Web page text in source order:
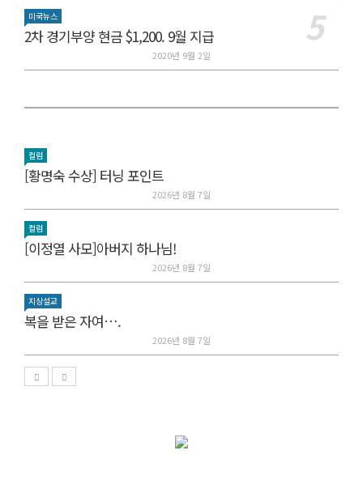
미국뉴스
2차 경기부양 현금 $1,200. 9월 지급
2020년 9월 2일
컬럼
[황명숙 수상] 터닝 포인트
2026년 8월 7일
컬럼
[이정열 사모]아버지 하나님!
2026년 8월 7일
지상설교
복을 받은 자여….
2026년 8월 7일